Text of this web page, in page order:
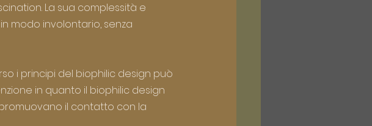
La sua complessità e
modo involontario, senza
i principi del biophilic design può
in quanto il biophilic design
il contatto con la